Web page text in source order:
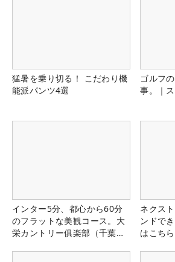
猛暑を乗り切る！ こだわり機
能派パンツ4選
ゴルフ
事。｜
インター5分、都心から60分
のフラットな美観コース。大
栄カントリー俱楽部（千葉
ネクス
ンドで
はこちら